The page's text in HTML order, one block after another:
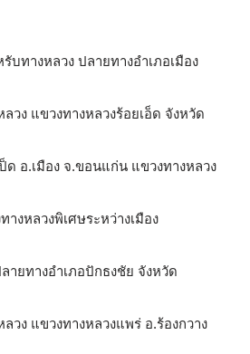
บทางหลวง ปลายทางอำเภอเมือง
วง แขวงทางหลวงร้อยเอ็ด จังหวัด
ด อ.เมือง จ.ขอนแก่น แขวงทางหลวง
งหลวงพิเศษระหว่างเมือง
ายทางอำเภอปักธงชัย จังหวัด
วง แขวงทางหลวงแพร่ อ.ร้องกวาง